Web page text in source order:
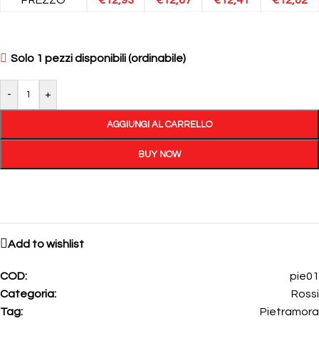
Solo 1 pezzi disponibili (ordinabile)
- +
AGGIUNGI AL CARRELLO
BUY NOW
Add to wishlist
COD:
pie01
Categoria:
Rossi
Tag:
Pietramora